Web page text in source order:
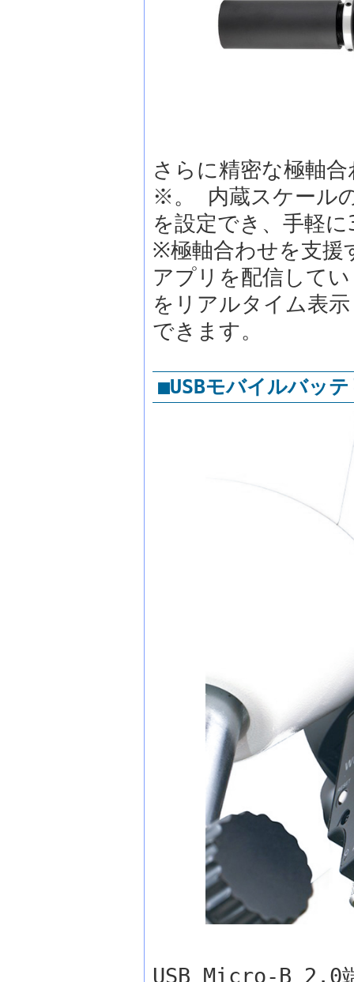
さらに精密な極軸
※。 内蔵スケール
を設定でき、手軽
※極軸合わせを支援
アプリを配信して
をリアルタイム表
できます。
■USBモバイルバッ
USB Micro-B 2.0端